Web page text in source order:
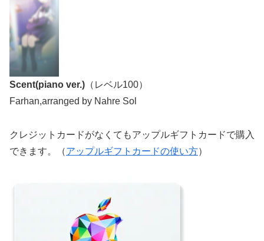
Scent(piano ver.) （レベル100）
Farhan,arranged by Nahre Sol
クレジットカードがなくてもアップルギフトカードで購入
できます。（アップルギフトカードの使い方）